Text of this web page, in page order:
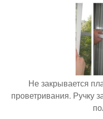
Не закрывается
проветривания. Ручку